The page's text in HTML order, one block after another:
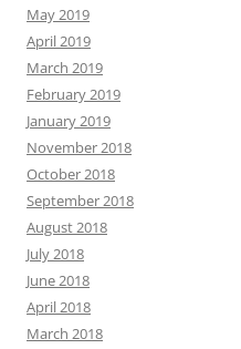
May 2019
April 2019
March 2019
February 2019
January 2019
November 2018
October 2018
September 2018
August 2018
July 2018
June 2018
April 2018
March 2018